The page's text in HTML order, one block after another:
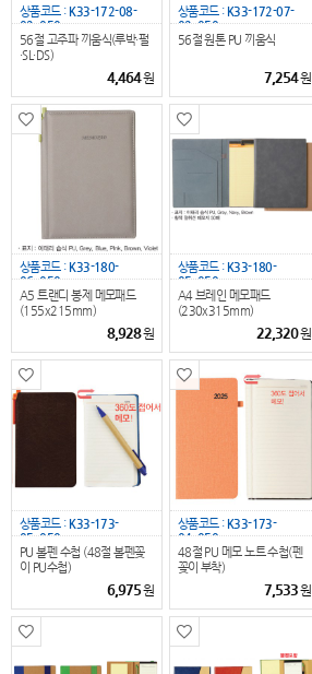
상품코드 :K33-172-08-
02_050
56절 고주파 끼움식(루박·펄
·SL·DS)
4,464원
상품코드 :K33-172-07-
02_050
56절 원톤 PU 끼움식
7,254원
상품코드 : K33-180-
06_050
A5 트랜디 봉제 메모패드
(155x215mm)
8,928원
상품코드 : K33-180-
05_050
A4 브레인 메모패드
(230x315mm)
22,320원
상품코드 :K33-173-
05_050
PU 볼펜 수첩 (48절 볼펜꽂
이 PU수첩)
6,975원
상품코드 :K33-173-
04_050
48절 PU 메모 노트 수첩(펜
꽂이 부착)
7,533원